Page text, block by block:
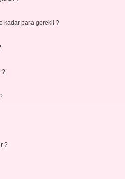
kadar para gerekli ?
?
?